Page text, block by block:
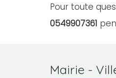
Pour toute
0549907361
Mairie -